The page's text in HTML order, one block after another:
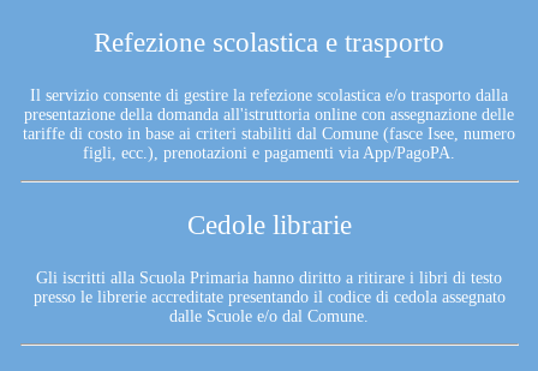
Refezione scolastica e trasporto
Il servizio consente di gestire la refezione scolastica e/o trasporto dalla
presentazione della domanda all'istruttoria online con assegnazione delle
tariffe di costo in base ai criteri stabiliti dal Comune (fasce Isee, numero
figli, ecc.), prenotazioni e pagamenti via App/PagoPA.
Cedole librarie
Gli iscritti alla Scuola Primaria hanno diritto a ritirare i libri di testo
presso le librerie accreditate presentando il codice di cedola assegnato
dalle Scuole e/o dal Comune.